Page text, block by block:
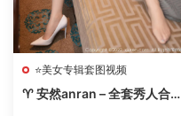
⭐美女专辑套图视频
♈ 安然anran – 全套秀人合集